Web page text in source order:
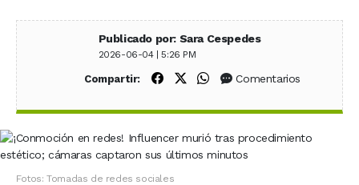
Publicado por: Sara Cespedes
2026-06-04 | 5:26 PM
Compartir: Compartir en Facebook
Compartir en X (Twitter)
Compartir en WhatsApp
Comentarios
Fotos: Tomadas de redes sociales